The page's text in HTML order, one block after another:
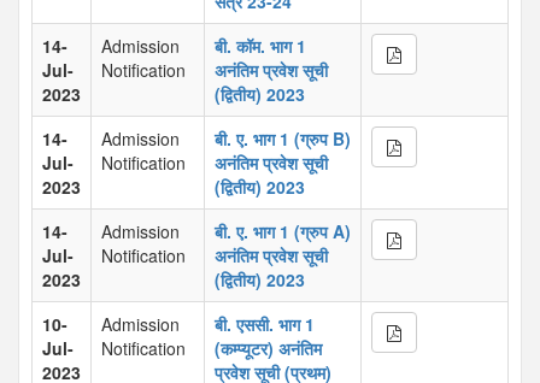
14-
Jul-
2023
Admission
Notification
बी. कॉम. भाग 1
अनंतिम प्रवेश सूची
(द्वितीय) 2023
14-
Jul-
2023
Admission
Notification
बी. ए. भाग 1 (ग्रुप B)
अनंतिम प्रवेश सूची
(द्वितीय) 2023
14-
Jul-
2023
Admission
Notification
बी. ए. भाग 1 (ग्रुप A)
अनंतिम प्रवेश सूची
(द्वितीय) 2023
10-
Jul-
2023
Admission
Notification
बी. एससी. भाग 1
(कम्प्यूटर) अनंतिम
प्रवेश सूची (प्रथम)